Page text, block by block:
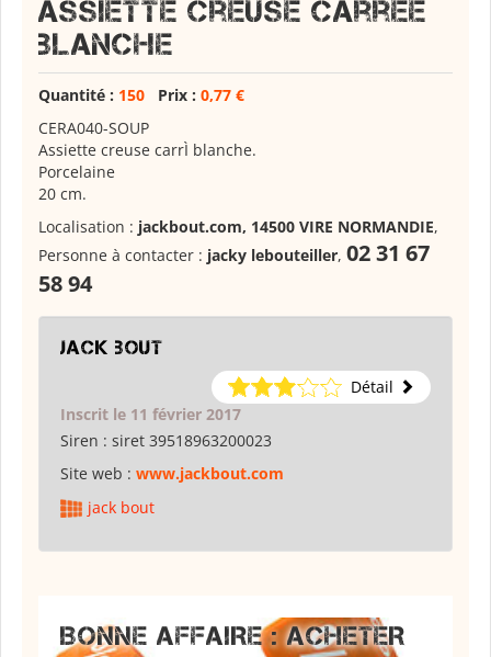
Assiette creuse carrée
blanche
Quantité : 150 Prix : 0,77 €
CERA040-SOUP
Assiette creuse carrÌ blanche.
Porcelaine
20 cm.
Localisation : jackbout.com, 14500 VIRE NORMANDIE,
Personne à contacter : jacky lebouteiller, 02 31 67
58 94
jack bout
Détail
Inscrit le 11 février 2017
Siren : siret 39518963200023
Site web : www.jackbout.com
jack bout
BONNE AFFAIRE : ACHETER